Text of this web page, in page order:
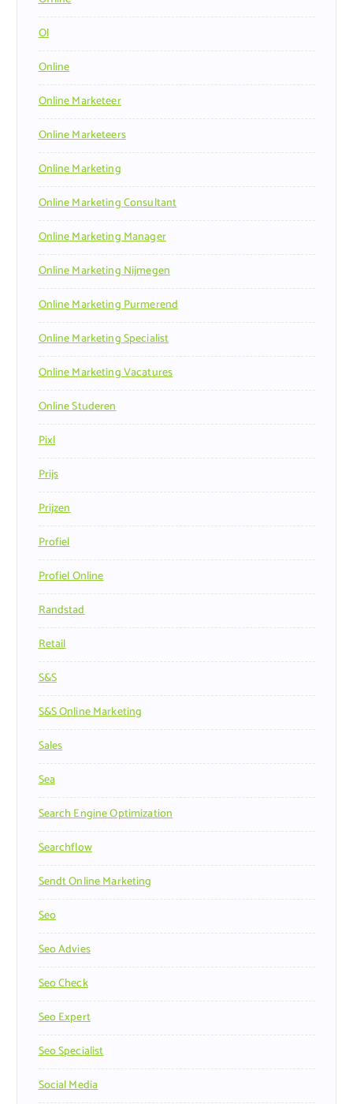
Ol
Online
Online Marketeer
Online Marketeers
Online Marketing
Online Marketing Consultant
Online Marketing Manager
Online Marketing Nijmegen
Online Marketing Purmerend
Online Marketing Specialist
Online Marketing Vacatures
Online Studeren
Pixl
Prijs
Prijzen
Profiel
Profiel Online
Randstad
Retail
S&s
S&s Online Marketing
Sales
Sea
Search Engine Optimization
Searchflow
Sendt Online Marketing
Seo
Seo Advies
Seo Check
Seo Expert
Seo Specialist
Social Media